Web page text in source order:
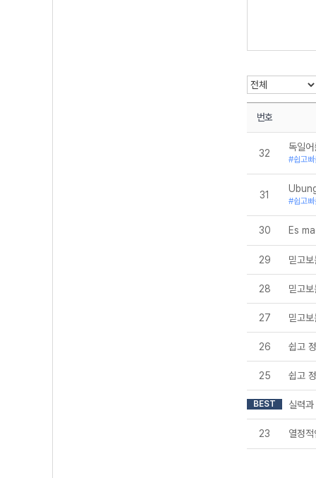
번호
32
독일
#쉽고
31
#쉽고
30 Es
29 믿고
28 믿고
27 믿고
26 쉽고
25 쉽고
BEST 실력
23 열정